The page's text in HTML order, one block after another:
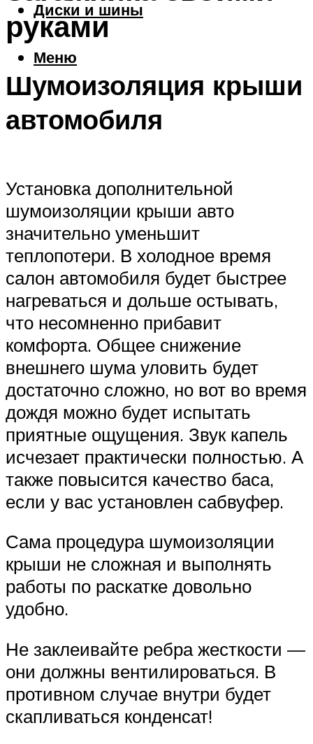
Диски и шины
Меню
руками
Шумоизоляция крыши
автомобиля
Установка дополнительной
шумоизоляции крыши авто
значительно уменьшит
теплопотери. В холодное время
салон автомобиля будет быстрее
нагреваться и дольше остывать,
что несомненно прибавит
комфорта. Общее снижение
внешнего шума уловить будет
достаточно сложно, но вот во время
дождя можно будет испытать
приятные ощущения. Звук капель
исчезает практически полностью. А
также повысится качество баса,
если у вас установлен сабвуфер.
Сама процедура шумоизоляции
крыши не сложная и выполнять
работы по раскатке довольно
удобно.
Не заклеивайте ребра жесткости —
они должны вентилироваться. В
противном случае внутри будет
скапливаться конденсат!